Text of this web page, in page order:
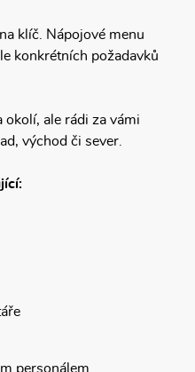
klíč. Nápojové menu
konkrétních požadavků
okolí, ale rádi za vámi
východ či sever.
personálem